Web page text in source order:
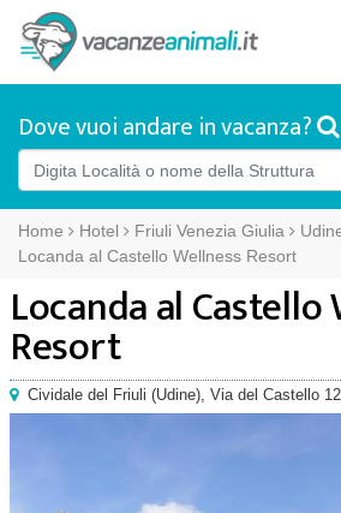
Dove vuoi andare in vacanza?
Home Hotel Friuli Venezia Giulia
Locanda al Castello Wellness Resort
Locanda al Castello
Resort
Cividale del Friuli (Udine), Via del Castello 12